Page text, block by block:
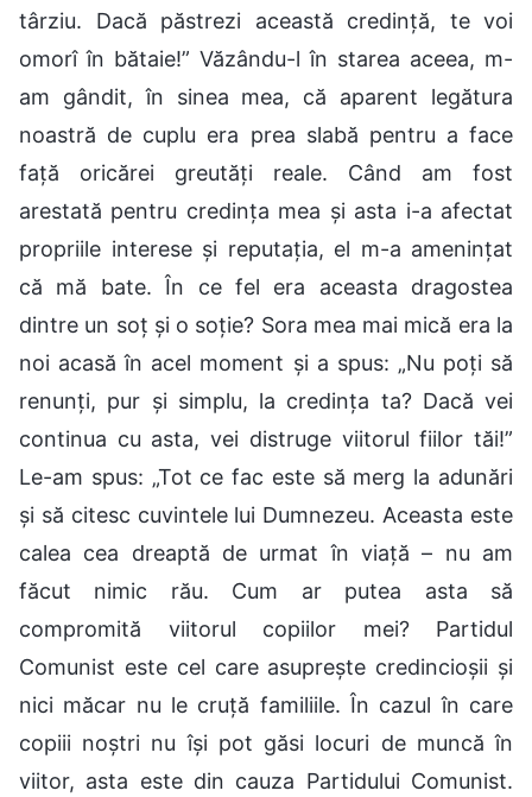
târziu. Dacă păstrezi această credință, te voi
omorî în bătaie!” Văzându-l în starea aceea, m-
am gândit, în sinea mea, că aparent legătura
noastră de cuplu era prea slabă pentru a face
față oricărei greutăți reale. Când am fost
arestată pentru credința mea și asta i-a afectat
propriile interese și reputația, el m-a amenințat
că mă bate. În ce fel era aceasta dragostea
dintre un soț și o soție? Sora mea mai mică era la
noi acasă în acel moment și a spus: „Nu poți să
renunți, pur și simplu, la credința ta? Dacă vei
continua cu asta, vei distruge viitorul fiilor tăi!”
Le-am spus: „Tot ce fac este să merg la adunări
și să citesc cuvintele lui Dumnezeu. Aceasta este
calea cea dreaptă de urmat în viață – nu am
făcut nimic rău. Cum ar putea asta să
compromită viitorul copiilor mei? Partidul
Comunist este cel care asuprește credincioșii și
nici măcar nu le cruță familiile. În cazul în care
copiii noștri nu își pot găsi locuri de muncă în
viitor, asta este din cauza Partidului Comunist.